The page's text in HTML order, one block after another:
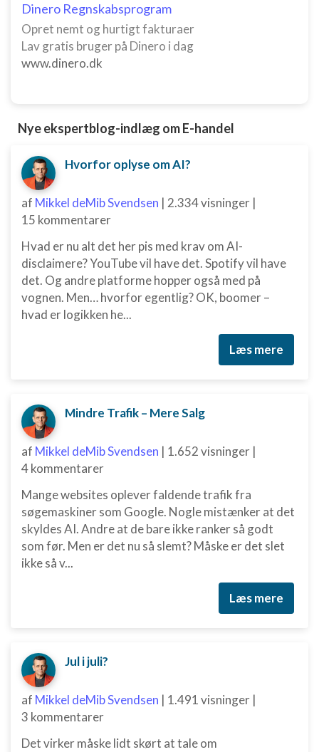
Dinero Regnskabsprogram
Opret nemt og hurtigt fakturaer
Lav gratis bruger på Dinero i dag
www.dinero.dk
Nye ekspertblog-indlæg om E-handel
Hvorfor oplyse om AI?
af Mikkel deMib Svendsen | 2.334 visninger |
15 kommentarer
Hvad er nu alt det her pis med krav om AI-
disclaimere? YouTube vil have det. Spotify vil have
det. Og andre platforme hopper også med på
vognen. Men… hvorfor egentlig? OK, boomer –
hvad er logikken he...
Læs mere
Mindre Trafik – Mere Salg
af Mikkel deMib Svendsen | 1.652 visninger |
4 kommentarer
Mange websites oplever faldende trafik fra
søgemaskiner som Google. Nogle mistænker at det
skyldes AI. Andre at de bare ikke ranker så godt
som før. Men er det nu så slemt? Måske er det slet
ikke så v...
Læs mere
Jul i juli?
af Mikkel deMib Svendsen | 1.491 visninger |
3 kommentarer
Det virker måske lidt skørt at tale om